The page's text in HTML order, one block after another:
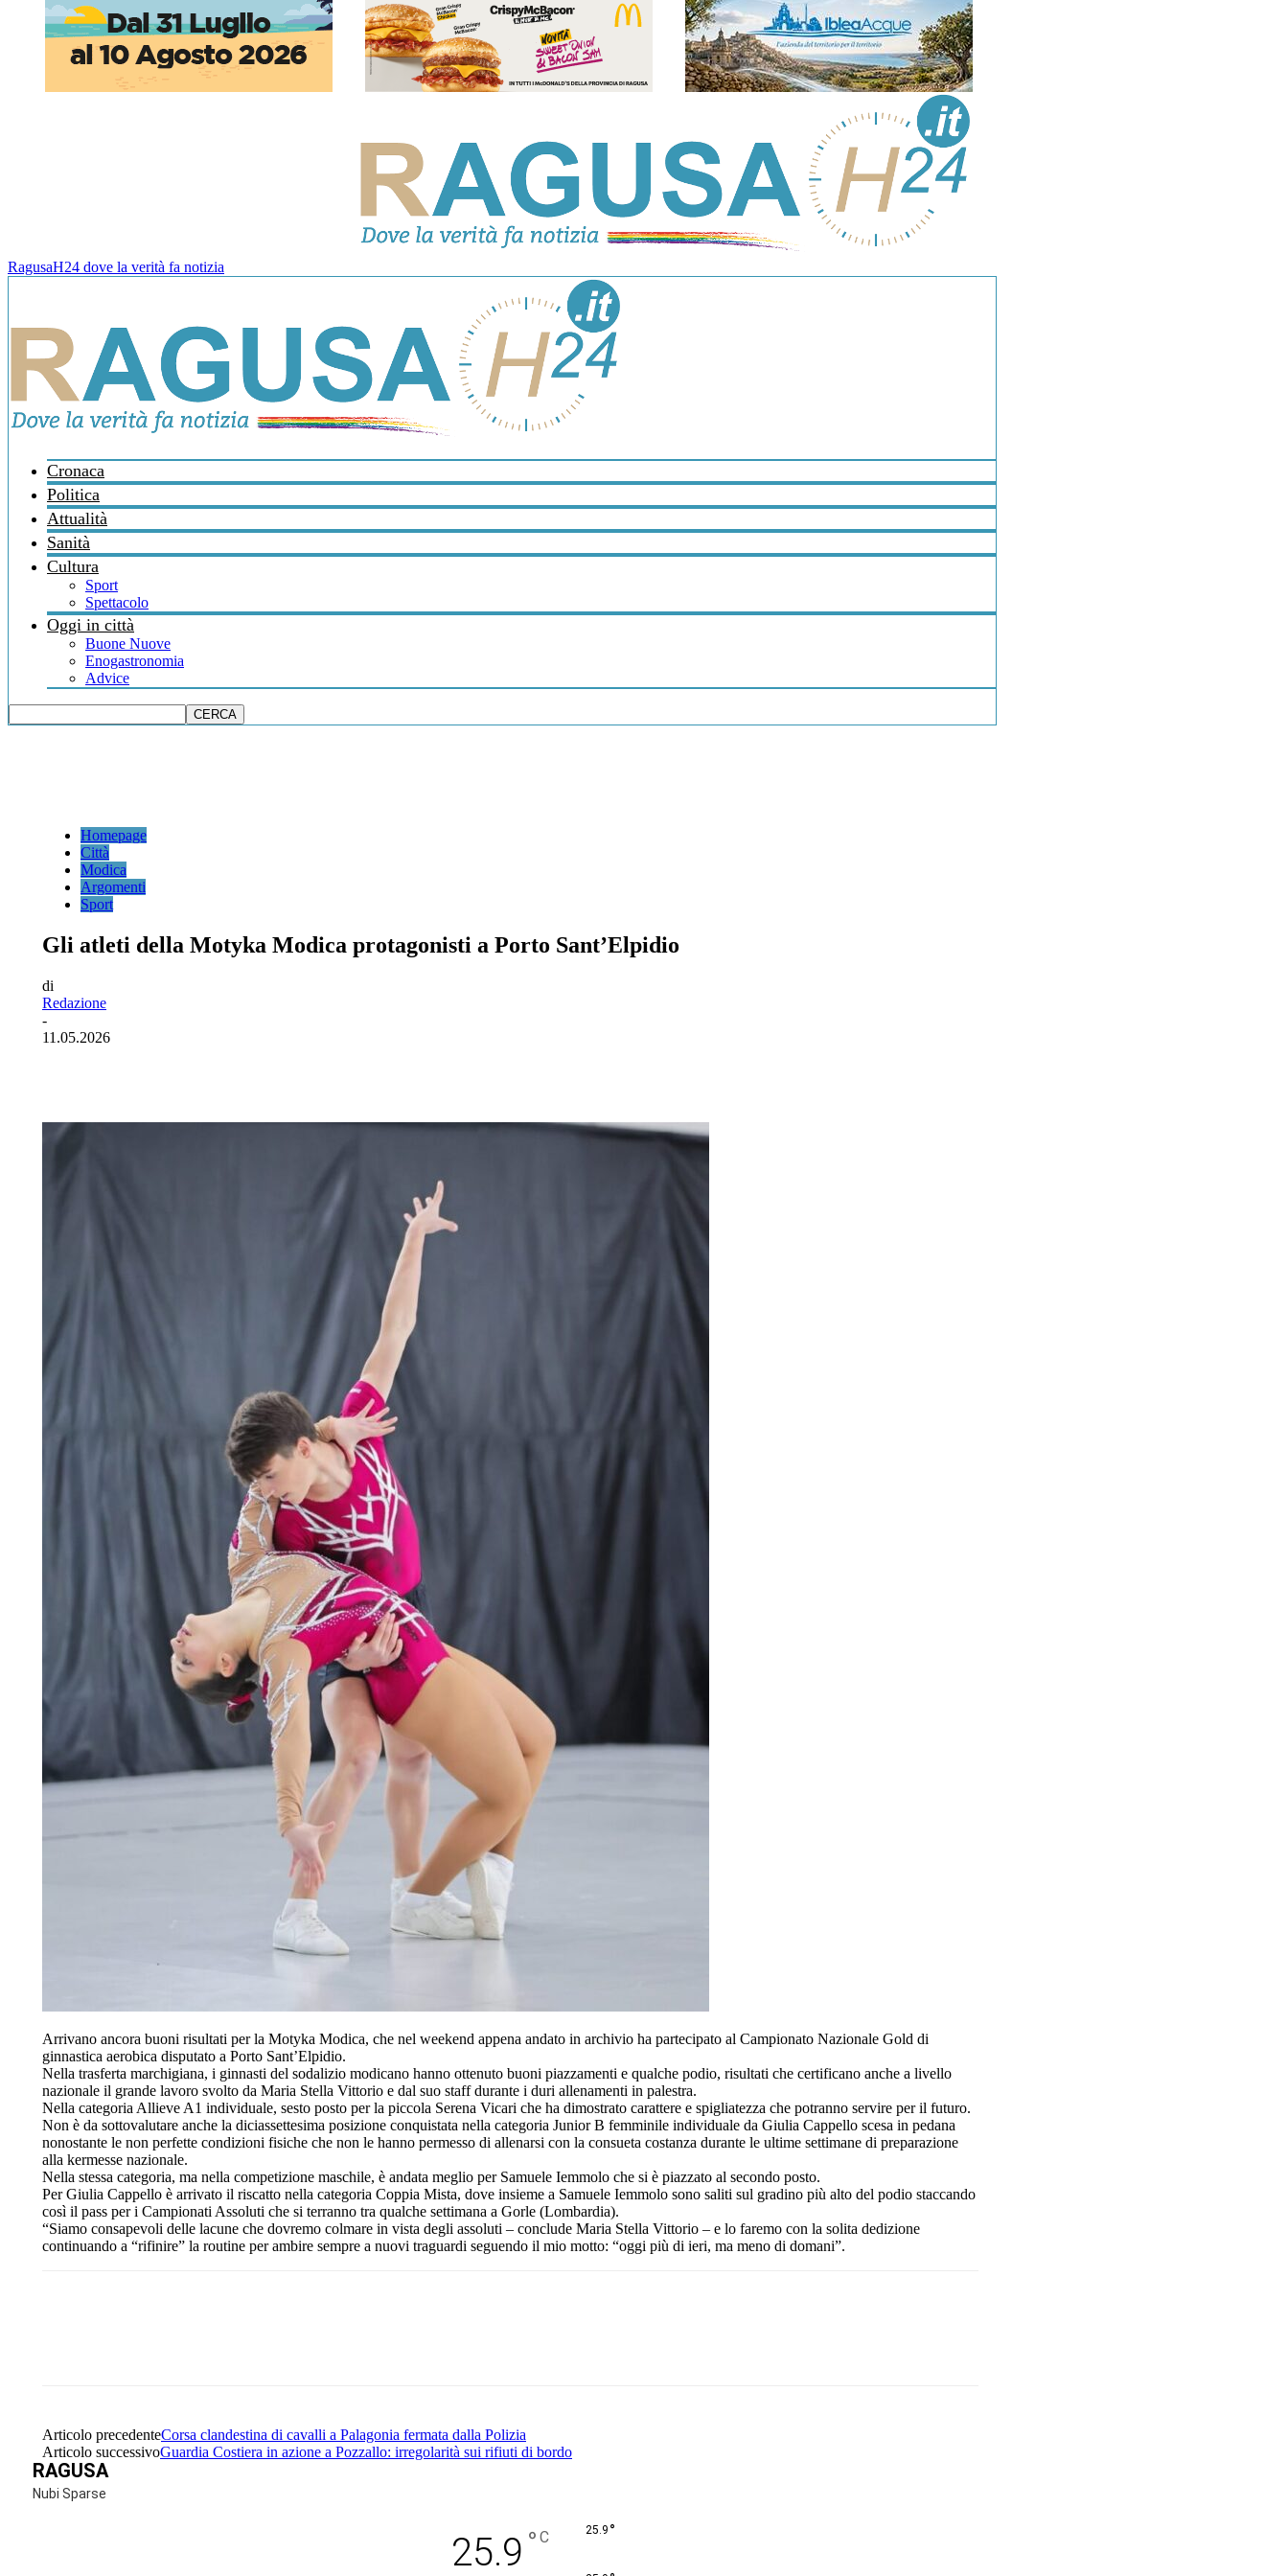
RagusaH24 dove la verità fa notizia
Cronaca
Politica
Attualità
Sanità
Cultura
Sport
Spettacolo
Oggi in città
Buone Nuove
Enogastronomia
Advice
Homepage
Città
Modica
Argomenti
Sport
Gli atleti della Motyka Modica protagonisti a Porto Sant’Elpidio
di
Redazione
-
11.05.2026
Arrivano ancora buoni risultati per la Motyka Modica, che nel weekend appena andato in archivio ha partecipato al Campionato Nazionale Gold di
ginnastica aerobica disputato a Porto Sant’Elpidio.
Nella trasferta marchigiana, i ginnasti del sodalizio modicano hanno ottenuto buoni piazzamenti e qualche podio, risultati che certificano anche a livello
nazionale il grande lavoro svolto da Maria Stella Vittorio e dal suo staff durante i duri allenamenti in palestra.
Nella categoria Allieve A1 individuale, sesto posto per la piccola Serena Vicari che ha dimostrato carattere e spigliatezza che potranno servire per il futuro.
Non è da sottovalutare anche la diciassettesima posizione conquistata nella categoria Junior B femminile individuale da Giulia Cappello scesa in pedana
nonostante le non perfette condizioni fisiche che non le hanno permesso di allenarsi con la consueta costanza durante le ultime settimane di preparazione
alla kermesse nazionale.
Nella stessa categoria, ma nella competizione maschile, è andata meglio per Samuele Iemmolo che si è piazzato al secondo posto.
Per Giulia Cappello è arrivato il riscatto nella categoria Coppia Mista, dove insieme a Samuele Iemmolo sono saliti sul gradino più alto del podio staccando
così il pass per i Campionati Assoluti che si terranno tra qualche settimana a Gorle (Lombardia).
“Siamo consapevoli delle lacune che dovremo colmare in vista degli assoluti – conclude Maria Stella Vittorio – e lo faremo con la solita dedizione
continuando a “rifinire” la routine per ambire sempre a nuovi traguardi seguendo il mio motto: “oggi più di ieri, ma meno di domani”.
Articolo precedenteCorsa clandestina di cavalli a Palagonia fermata dalla Polizia
Articolo successivoGuardia Costiera in azione a Pozzallo: irregolarità sui rifiuti di bordo
RAGUSA
Nubi Sparse
25.9 ° C 25.9 °